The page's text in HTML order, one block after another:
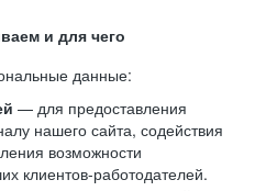
и для чего
данные:
— для предоставления
нашего сайта, содействия
возможности
клиентов-работодателей.